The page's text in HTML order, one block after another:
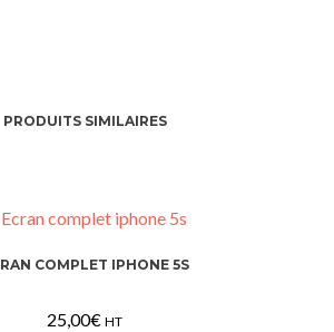
PRODUITS SIMILAIRES
COMPLET IPHONE 5S
25,00€ HT